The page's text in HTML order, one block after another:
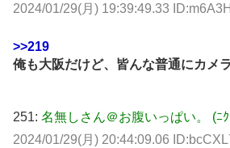
2024/01/29(月) 19:39:49.33
>>219
俺も大阪だけど、皆んな普通にカメ
251: 名無しさん＠お腹いっぱい。 (ﾆ
2024/01/29(月) 20:44:09.06